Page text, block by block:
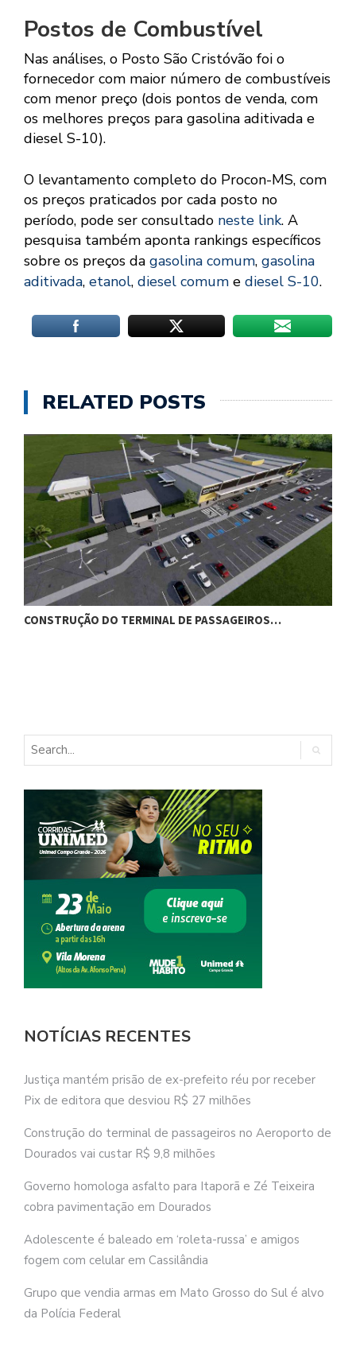
Postos de Combustível
Nas análises, o Posto São Cristóvão foi o
fornecedor com maior número de combustíveis
com menor preço (dois pontos de venda, com
os melhores preços para gasolina aditivada e
diesel S-10).
O levantamento completo do Procon-MS, com
os preços praticados por cada posto no
período, pode ser consultado neste link. A
pesquisa também aponta rankings específicos
sobre os preços da gasolina comum, gasolina
aditivada, etanol, diesel comum e diesel S-10.
RELATED POSTS
CONSTRUÇÃO DO TERMINAL DE PASSAGEIROS…
NOTÍCIAS RECENTES
Justiça mantém prisão de ex-prefeito réu por receber
Pix de editora que desviou R$ 27 milhões
Construção do terminal de passageiros no Aeroporto de
Dourados vai custar R$ 9,8 milhões
Governo homologa asfalto para Itaporã e Zé Teixeira
cobra pavimentação em Dourados
Adolescente é baleado em ‘roleta-russa’ e amigos
fogem com celular em Cassilândia
Grupo que vendia armas em Mato Grosso do Sul é alvo
da Polícia Federal